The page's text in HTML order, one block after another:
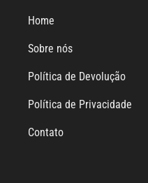
Home
Sobre nós
Política de Devolução
Política de Privacidade
Contato